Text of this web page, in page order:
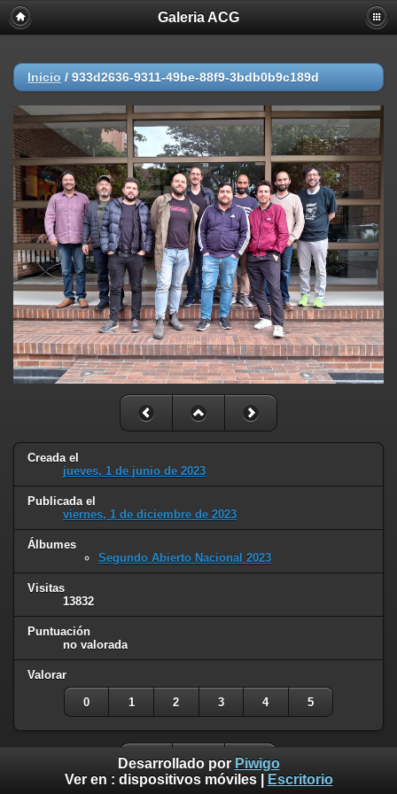
Galeria ACG
Inicio / 933d2636-9311-49be-88f9-3bdb0b9c189d
Creada el
jueves, 1 de junio de 2023
Publicada el
viernes, 1 de diciembre de 2023
Álbumes
Segundo Abierto Nacional 2023
Visitas
13832
Puntuación
no valorada
Valorar
0 1 2 3 4 5
Desarrollado por Piwigo
Ver en : dispositivos móviles| Escritorio